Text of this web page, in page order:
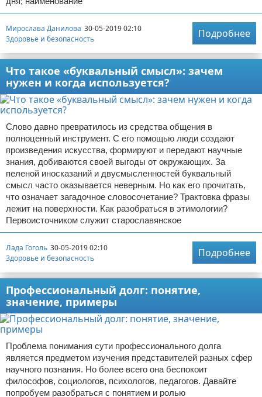
Мирослава Данилова 30-05-2019 02:10
Здоровье и безопасность
Подробнее
Что такое «буквальный смысл»: зачем
нужен и когда используется?
Слово давно превратилось из средства общения в
полноценный инструмент. С его помощью люди создают
произведения искусства, формируют и передают научные
знания, добиваются своей выгоды от окружающих. За
пеленой иносказаний и двусмысленностей буквальный
смысл часто оказывается неверным. Но как его прочитать,
что означает загадочное словосочетание? Трактовка фразы
лежит на поверхности. Как разобраться в этимологии?
Первоисточником служит старославянское
Лада Гоголь 30-05-2019 02:10
Здоровье и безопасность
Подробнее
Профессиональный долг: понятие,
значение, примеры
Проблема понимания сути профессионального долга
является предметом изучения представителей разных сфер
научного познания. Но более всего она беспокоит
философов, социологов, психологов, педагогов. Давайте
попробуем разобраться с понятием и ролью